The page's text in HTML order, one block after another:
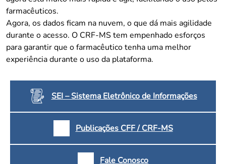
Relatório Comissão de Ética CRFMS
Prazos de Processos Secretaria
Orientações Técnicas
Ouvidoria
Dúvidas Frequentes
Convenção Coletiva 2025/2026 – Piso salarial Farmácias e Drogaria
Proteção de Dados – LGPD
Análises Clínicas
Ensino e Educação Continuada
Estética
Farmácia Hospitalar e Oncologia
Pesquisa Clínica
Fale Conosco
Eleições
Regulamento Eleitoral
Informe Eleitoral
Dúvidas Frequentes
farmacêuticos.
Agora, os dados ficam na nuvem, o que dá mais agilidade
durante o acesso. O CRF-MS tem empenhado esforços
para garantir que o farmacêutico tenha uma melhor
experiência durante o uso da plataforma.
SEI – Sistema Eletrônico de Informações
Publicações CFF / CRF-MS
Fale Conosco